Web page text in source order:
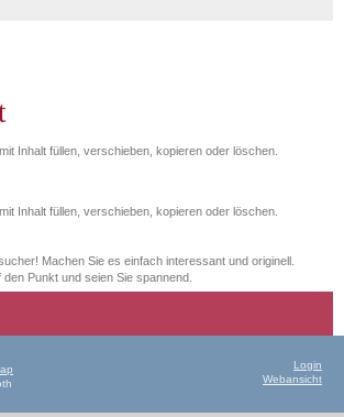
Inhalt füllen, verschieben, kopieren oder löschen.
Inhalt füllen, verschieben, kopieren oder löschen.
Machen Sie es einfach interessant und originell.
Punkt und seien Sie spannend.
Login
Webansicht